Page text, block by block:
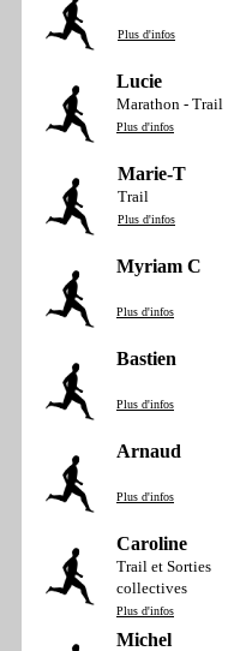
Plus d'infos
Lucie
Marathon - Trail
Plus d'infos
Marie-T
Trail
Plus d'infos
Myriam C
Plus d'infos
Bastien
Plus d'infos
Arnaud
Plus d'infos
Caroline
Trail et Sorties
collectives
Plus d'infos
Michel